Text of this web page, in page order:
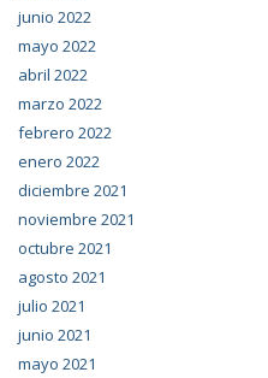
junio 2022
mayo 2022
abril 2022
marzo 2022
febrero 2022
enero 2022
diciembre 2021
noviembre 2021
octubre 2021
agosto 2021
julio 2021
junio 2021
mayo 2021